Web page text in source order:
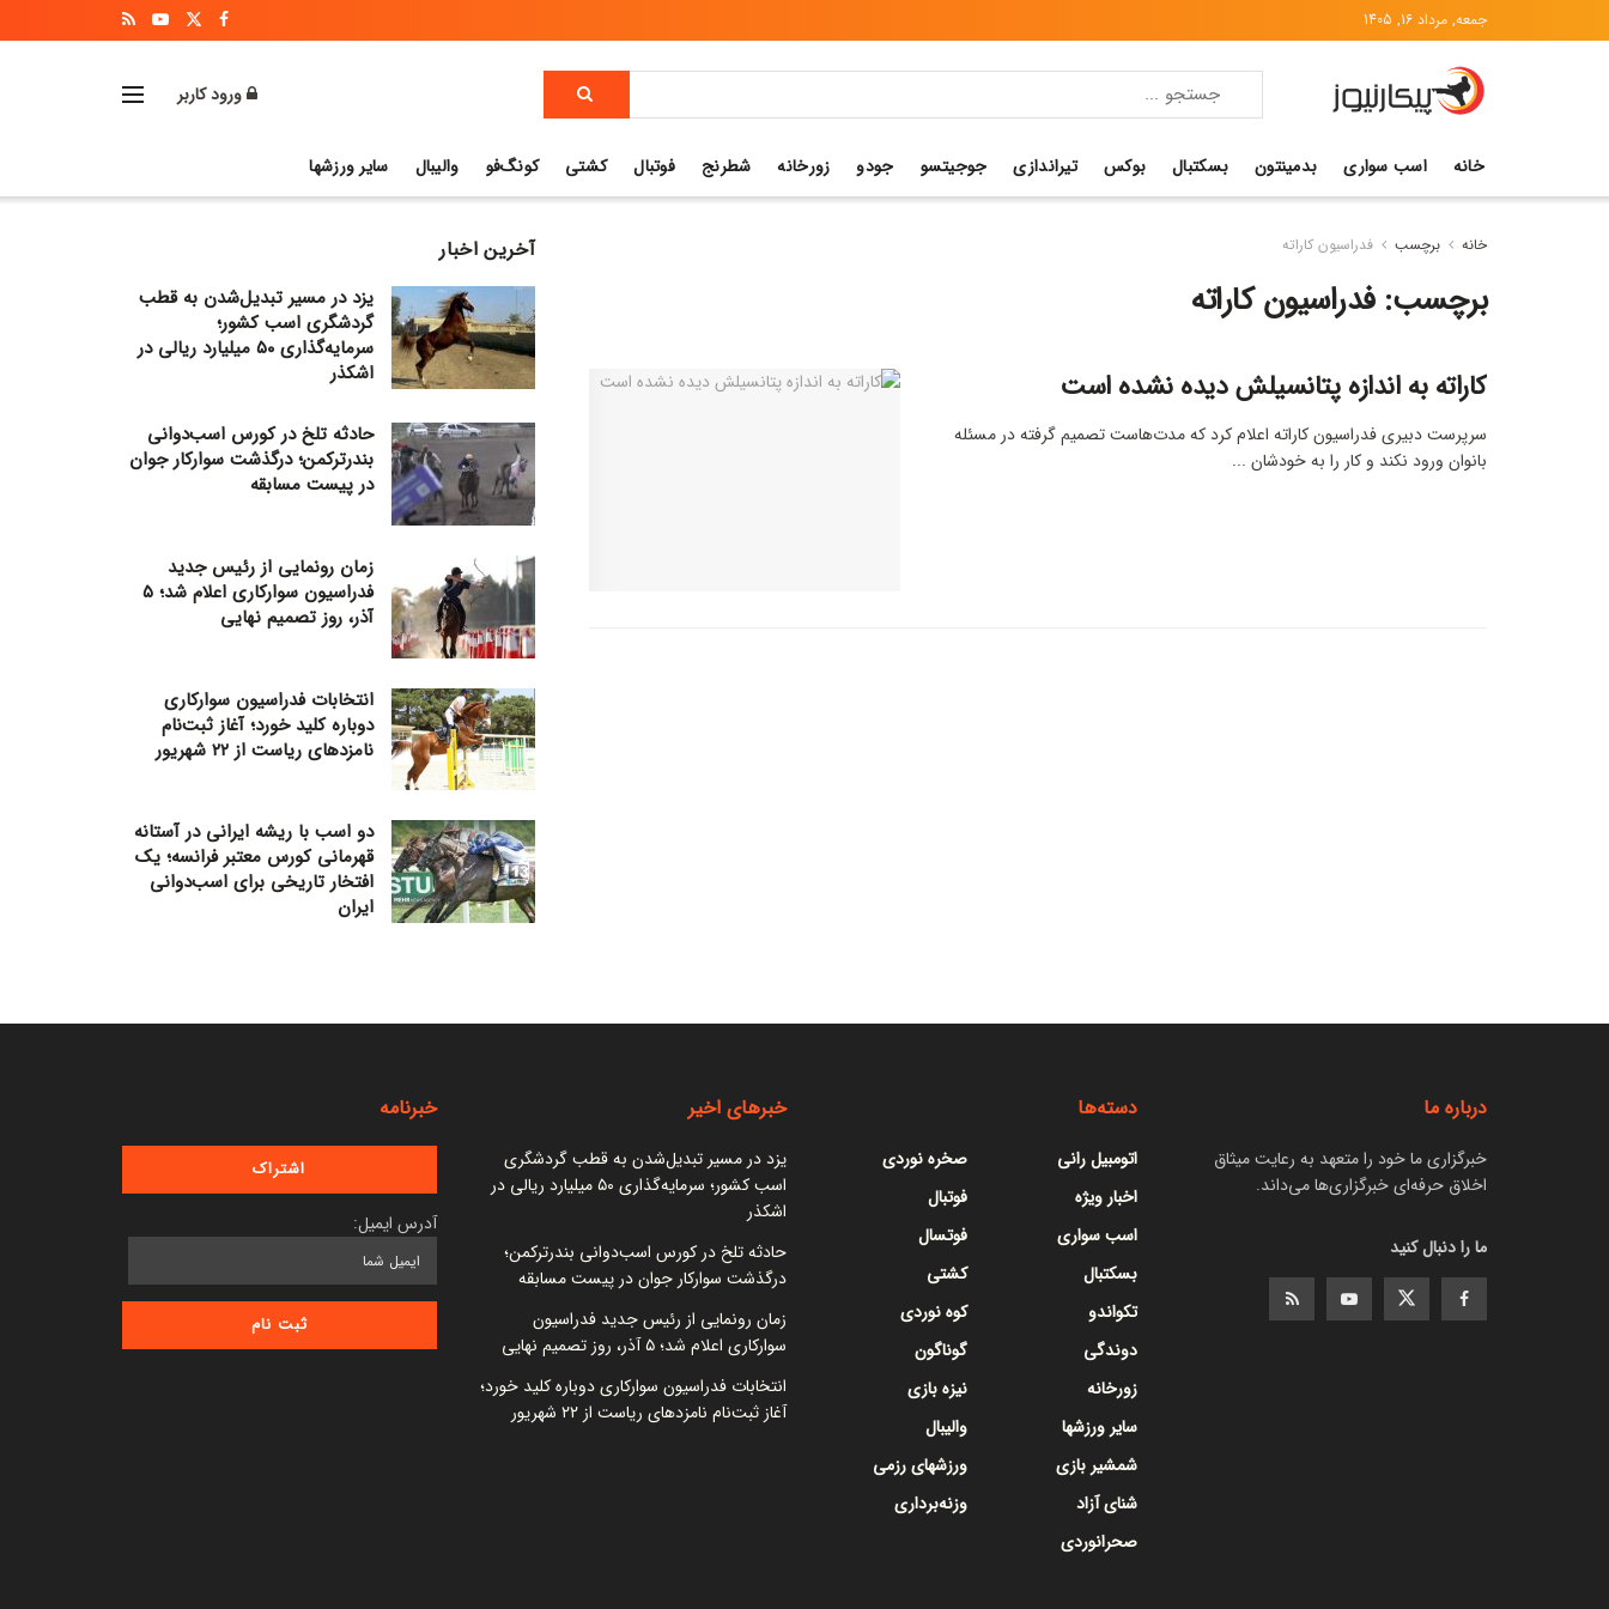
جمعه, مرداد 16, 1405
ورود کاربر
خانه اسب سواری بدمینتون بسکتبال بوکس تیراندازی جوجیتسو جودو زورخانه شطرنج فوتبال کشتی کونگ‌فو والیبال سایر ورزشها
خانه برچسب فدراسیون کاراته
برچسب:فدراسیون کاراته
کاراته به اندازه پتانسیلش دیده نشده است
سرپرست دبیری فدراسیون کاراته اعلام کرد که مدت‌هاست تصمیم گرفته در مسئله
بانوان ورود نکند و کار را به خودشان ...
آخرین اخبار
یزد در مسیر تبدیل‌شدن به قطب
گردشگری اسب کشور؛
سرمایه‌گذاری ۵۰ میلیارد ریالی در
اشکذر
حادثه تلخ در کورس اسب‌دوانی
بندرترکمن؛ درگذشت سوارکار جوان
در پیست مسابقه
زمان رونمایی از رئیس جدید
فدراسیون سوارکاری اعلام شد؛ ۵
آذر، روز تصمیم نهایی
انتخابات فدراسیون سوارکاری
دوباره کلید خورد؛ آغاز ثبت‌نام
نامزدهای ریاست از ۲۲ شهریور
دو اسب با ریشه ایرانی در آستانه
قهرمانی کورس معتبر فرانسه؛ یک
افتخار تاریخی برای اسب‌دوانی
ایران
درباره ما
خبرگزاری ما خود را متعهد به رعایت میثاق
اخلاق حرفه‌ای خبرگزاری‌ها می‌داند.
ما را دنبال کنید
دسته‌ها
اتومبیل رانی
اخبار ویژه
اسب سواری
بسکتبال
تکواندو
دوندگی
زورخانه
سایر ورزشها
شمشیر بازی
شنای آزاد
صحرانوردی
صخره نوردی
فوتبال
فوتسال
کشتی
کوه نوردی
گوناگون
نیزه بازی
والیبال
ورزشهای رزمی
وزنه‌برداری
خبرهای اخیر
یزد در مسیر تبدیل‌شدن به قطب گردشگری
اسب کشور؛ سرمایه‌گذاری ۵۰ میلیارد ریالی در
اشکذر
حادثه تلخ در کورس اسب‌دوانی بندرترکمن؛
درگذشت سوارکار جوان در پیست مسابقه
زمان رونمایی از رئیس جدید فدراسیون
سوارکاری اعلام شد؛ ۵ آذر، روز تصمیم نهایی
انتخابات فدراسیون سوارکاری دوباره کلید خورد؛
آغاز ثبت‌نام نامزدهای ریاست از ۲۲ شهریور
خبرنامه
آدرس ایمیل: